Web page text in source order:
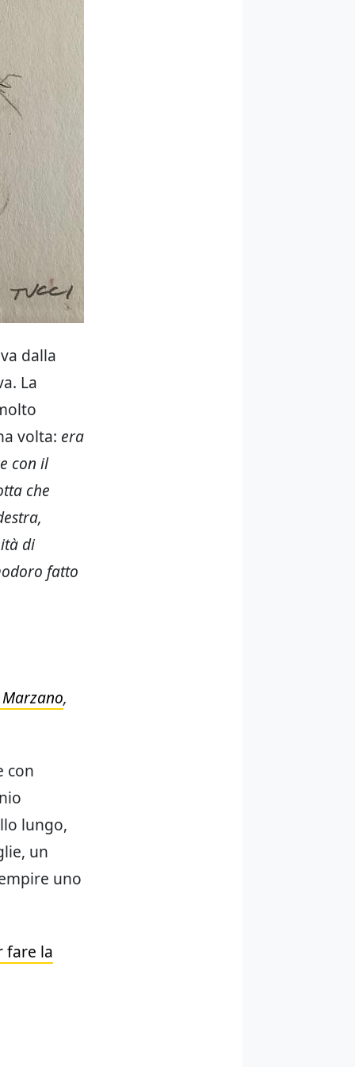
dalla
La
volta: era
con il
che
di
fatto
,
con
lungo,
un
uno
fare la